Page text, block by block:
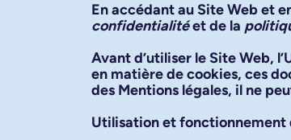
En accédant au Site Web et
confidentialitéet de la
Avant d’utiliser le Site Web,
en matière de cookies, ces
des Mentions légales, il ne
Utilisation et fonctionnement